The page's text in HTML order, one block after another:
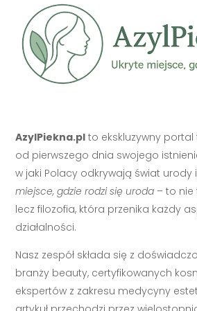
AzylPiekna.pl to ekskluzywny
od pierwszego dnia swojego
w jaki Polacy odkrywają świat urody
miejsce, gdzie rodzi się uroda – to nie
lecz filozofia, która przenika każdy
działalności.
Nasz zespół składa się z
branży beauty, certyfikowanych
ekspertów z zakresu medycyny